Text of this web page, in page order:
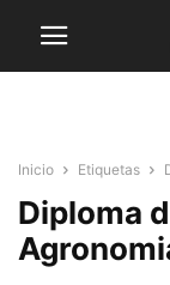
Inicio Etiquetas
Diploma